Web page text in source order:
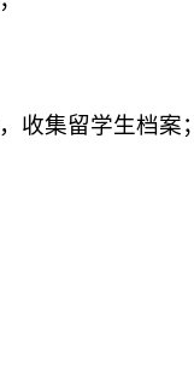
收集留学生档案；